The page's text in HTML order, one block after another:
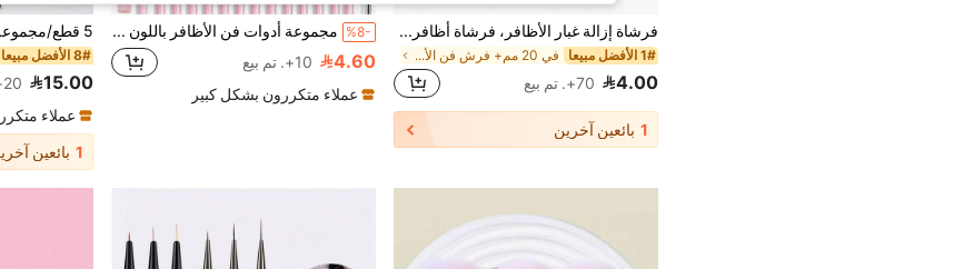
فرشاة إزالة غبار الأظافر، فرشاة أظافر، فرشاة أظافر ناعمة لإزالة الطلاء ومستحضرات التجميل، أدوات تنظيف فرشاة الأظافر، فرشاة أظافر لتنظيف الأظافر، فرشاة مكياج يومية، أكثر راحة وتوفير للوقت على الأصابع (وردي، أبيض، أسود)
1# الأفضل مبيعا في 20 مم+ فرش فن الأظافر
4.00 70+. تم بيع
1 بائعين آخرين
%8- مجموعة أدوات فن الأظافر باللون الوردي 1/5/15/20/21/22 قطعة، تشمل 15 فرشاة فن الأظافر، 1 لوحة راتنج، 5 فرشاة سيليكون أكريليك الرأس للنحت/التنقيط، لوحة عرض فن الأظافر DIY، مناسبة لصالون الأظافر المنزلي
4.60 10+. تم بيع
عملاء متكررون بشكل كبير
8# الأفضل مبيعا
15.00 20+. تم بيع
عملاء
1 بائعين